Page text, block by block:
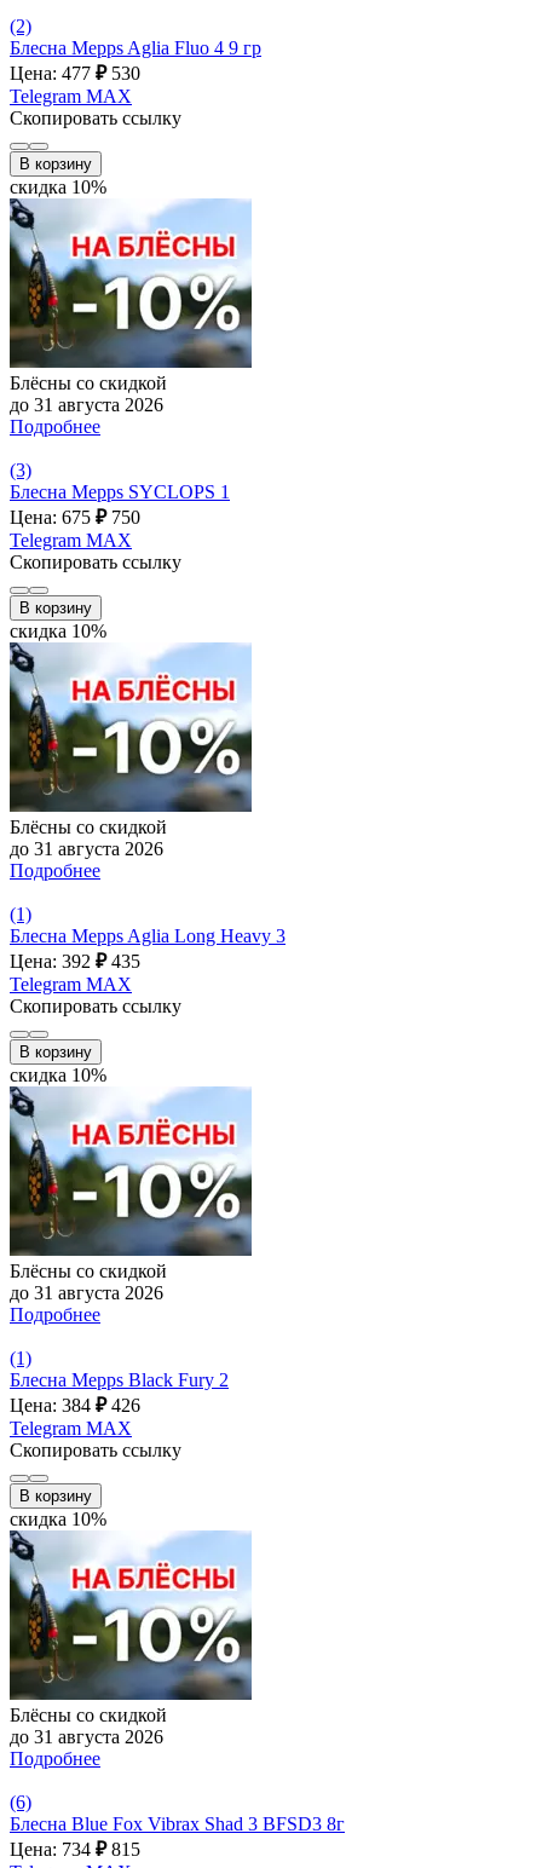
(2)
Блесна Mepps Aglia Fluo 4 9 гр
Цена: 477 ₽ 530
Telegram MAX
Скопировать ссылку
В корзину
скидка 10%
Блёсны со скидкой
до 31 августа 2026
Подробнее
(3)
Блесна Mepps SYCLOPS 1
Цена: 675 ₽ 750
Telegram MAX
Скопировать ссылку
В корзину
скидка 10%
Блёсны со скидкой
до 31 августа 2026
Подробнее
(1)
Блесна Mepps Aglia Long Heavy 3
Цена: 392 ₽ 435
Telegram MAX
Скопировать ссылку
В корзину
скидка 10%
Блёсны со скидкой
до 31 августа 2026
Подробнее
(1)
Блесна Mepps Black Fury 2
Цена: 384 ₽ 426
Telegram MAX
Скопировать ссылку
В корзину
скидка 10%
Блёсны со скидкой
до 31 августа 2026
Подробнее
(6)
Блесна Blue Fox Vibrax Shad 3 BFSD3 8г
Цена: 734 ₽ 815